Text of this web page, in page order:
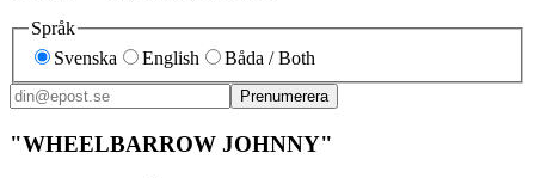
Språk
Svenska
English Båda / Both
Prenumerera
"WHEELBARROW JOHNNY"